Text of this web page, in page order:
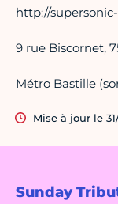
Sunday
http://
9 rue Biscornet,
Métro Bastille
Mise à jour le